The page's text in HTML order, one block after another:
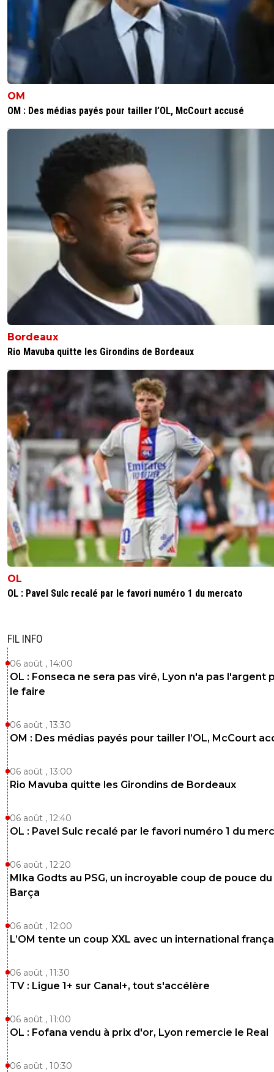
OM
OM : Des médias payés pour tailler l’OL, McCourt accusé
Bordeaux
Rio Mavuba quitte les Girondins de Bordeaux
OL
OL : Pavel Sulc recalé par le favori numéro 1 du mercato
FIL INFO
06 août , 14:00
OL : Fonseca ne sera pas viré, Lyon n'a pas l'argent
le faire
06 août , 13:30
OM : Des médias payés pour tailler l’OL, McCourt
06 août , 13:00
Rio Mavuba quitte les Girondins de Bordeaux
06 août , 12:40
OL : Pavel Sulc recalé par le favori numéro 1 du
06 août , 12:20
MIka Godts au PSG, un incroyable coup de pouce du
Barça
06 août , 12:00
L’OM tente un coup XXL avec un international
06 août , 11:30
TV : Ligue 1+ sur Canal+, tout s'accélère
06 août , 11:00
OL : Fofana vendu à prix d'or, Lyon remercie le Real
06 août , 10:30